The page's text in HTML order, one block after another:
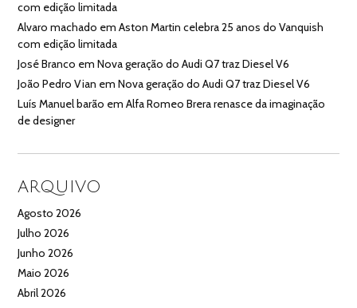
com edição limitada
Alvaro machado emAston Martin celebra 25 anos do Vanquish
com edição limitada
José Branco emNova geração do Audi Q7 traz Diesel V6
João Pedro Vian emNova geração do Audi Q7 traz Diesel V6
Luís Manuel barão emAlfa Romeo Brera renasce da imaginação
de designer
ARQUIVO
Agosto 2026
Julho 2026
Junho 2026
Maio 2026
Abril 2026